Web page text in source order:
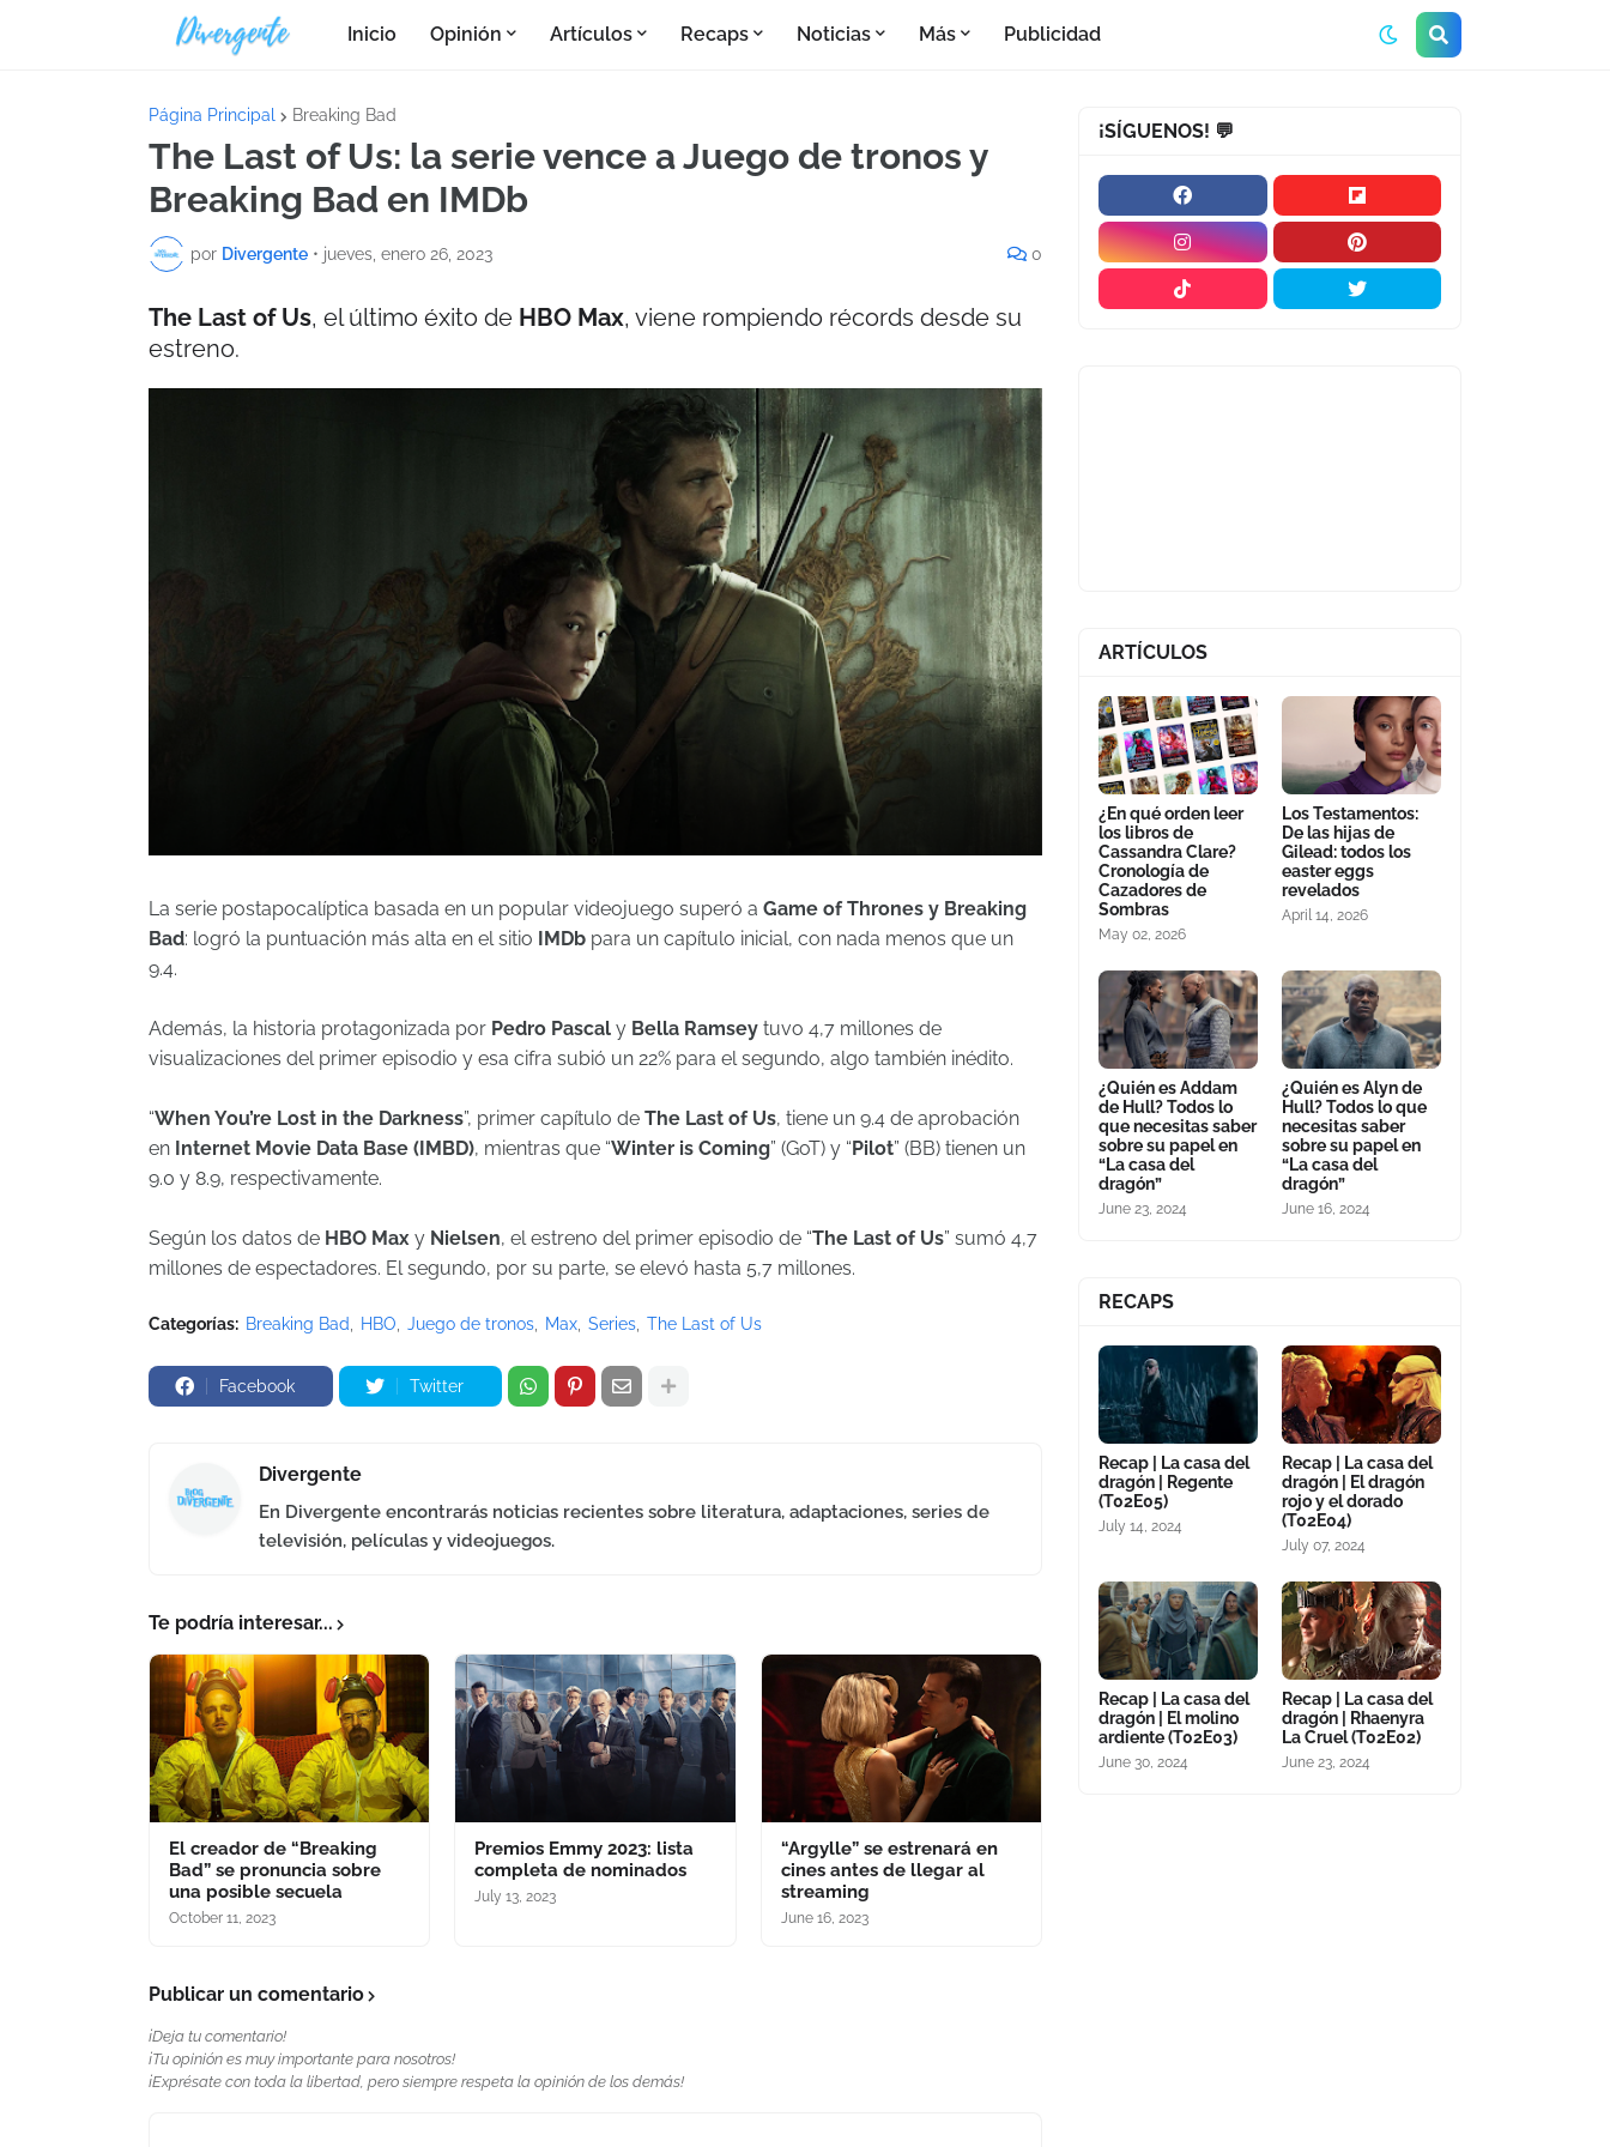
Inicio Opinión Artículos Recaps Noticias Más Publicidad
Página Principal Breaking Bad
The Last of Us: la serie vence a Juego de tronos y
Breaking Bad en IMDb
por Divergente • jueves, enero 26, 2023 0
The Last of Us, el último éxito de HBO Max, viene rompiendo récords desde su
estreno.
La serie postapocalíptica basada en un popular videojuego superó a Game of Thrones y Breaking
Bad: logró la puntuación más alta en el sitio IMDb para un capítulo inicial, con nada menos que un
9.4.
Además, la historia protagonizada por Pedro Pascal y Bella Ramsey tuvo 4,7 millones de
visualizaciones del primer episodio y esa cifra subió un 22% para el segundo, algo también inédito.
“When You’re Lost in the Darkness”, primer capítulo de The Last of Us, tiene un 9.4 de aprobación
en Internet Movie Data Base (IMBD), mientras que “Winter is Coming” (GoT) y “ Pilot” (BB) tienen un
9.0 y 8.9, respectivamente.
Según los datos de HBO Max y Nielsen, el estreno del primer episodio de “The Last of Us” sumó 4,7
millones de espectadores. El segundo, por su parte, se elevó hasta 5,7 millones.
Categorías: Breaking Bad HBO Juego de tronos Max Series The Last of Us
Facebook Twitter
Divergente
En Divergente encontrarás noticias recientes sobre literatura, adaptaciones, series de
televisión, películas y videojuegos.
Te podría interesar...
El creador de “Breaking
Bad” se pronuncia sobre
una posible secuela
October 11, 2023
Premios Emmy 2023: lista
completa de nominados
July 13, 2023
“Argylle” se estrenará en
cines antes de llegar al
streaming
June 16, 2023
Publicar un comentario
¡Deja tu comentario!
¡Tu opinión es muy importante para nosotros!
¡Exprésate con toda la libertad, pero siempre respeta la opinión de los demás!
¡SÍGUENOS! 💬
ARTÍCULOS
¿En qué orden leer
los libros de
Cassandra Clare?
Cronología de
Cazadores de
Sombras
May 02, 2026
Los Testamentos:
De las hijas de
Gilead: todos los
easter eggs
revelados
April 14, 2026
¿Quién es Addam
de Hull? Todos lo
que necesitas saber
sobre su papel en
“La casa del
dragón”
June 23, 2024
¿Quién es Alyn de
Hull? Todos lo que
necesitas saber
sobre su papel en
“La casa del
dragón”
June 16, 2024
RECAPS
Recap | La casa del
dragón | Regente
(T02E05)
July 14, 2024
Recap | La casa del
dragón | El dragón
rojo y el dorado
(T02E04)
July 07, 2024
Recap | La casa del
dragón | El molino
ardiente (T02E03)
June 30, 2024
Recap | La casa del
dragón | Rhaenyra
La Cruel (T02E02)
June 23, 2024